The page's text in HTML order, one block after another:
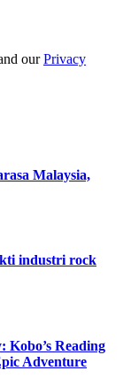
ourPrivacy
Malaysia,
industri rock
Kobo’s Reading
Adventure